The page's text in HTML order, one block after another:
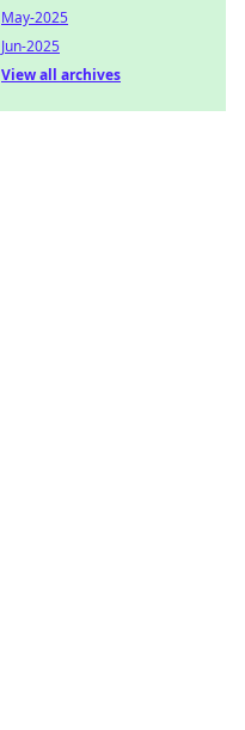
May-2025
Jun-2025
View all archives